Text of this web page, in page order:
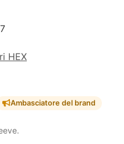
HEX
Ambasciatore del brand